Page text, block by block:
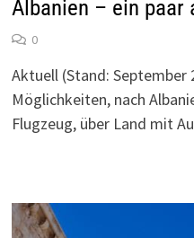
Albanien – ein paar
0
Aktuell (Stand: September
Möglichkeiten, nach
Flugzeug, über Land mit